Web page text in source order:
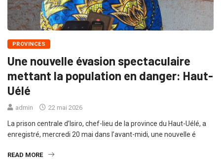
PROVINCES
Une nouvelle évasion spectaculaire
mettant la population en danger: Haut-
Uélé
admin 22 mai 2026
La prison centrale d’Isiro, chef-lieu de la province du Haut-Uélé, a
enregistré, mercredi 20 mai dans l’avant-midi, une nouvelle é
READ MORE